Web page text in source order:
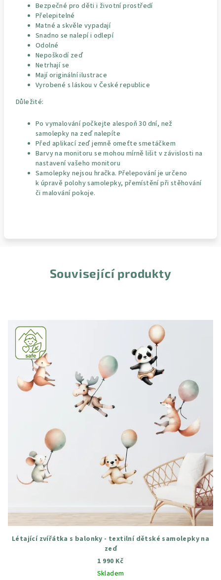
Bezpečné pro děti i životní prostředí
Přelepitelné
Matné a skvěle vypadají
Snadno se nalepí i odlepí
Odolné
Nepoškodí zeď
Netrhají se
Mají originální ilustrace
Vyrobené s láskou v České republice
Důležité:
Po vymalování počkejte alespoň 30 dní, než
samolepky na zeď nalepíte
Před aplikací zeď jemně omeťte smetáčkem
Barvy na monitoru se mohou mírně lišit v závislosti na
nastavení vašeho monitoru
Samolepky nejsou hračka. Přelepování je určeno
k úpravě polohy samolepky, přemístění při stěhování
či malování pokoje.
Související produkty
Létající zvířátka s balonky - textilní dětské samolepky na
zeď
1 990 Kč
Skladem